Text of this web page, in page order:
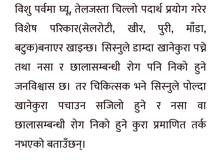
विशु पर्वमा घ्यू, तेलजस्ता चिल्लो पदार्थ प्रयोग गरेर
विशेष परिकार(सेलरोटी, खीर, पुरी, माँडा,
बटुक)बनाएर खाइन्छ। सिस्नुले डाम्दा खानेकुरा पच्ने
तथा नसा र छालासम्बन्धी रोग पनि निको हुने
जनविश्वास छ। तर चिकित्सक भने सिस्नुले पोल्दा
खानेकुरा पचाउन सजिलो हुने र नसा वा
छालासम्बन्धी रोग निको हुने कुरा प्रमाणित तर्क
नभएको बताउँछन्।